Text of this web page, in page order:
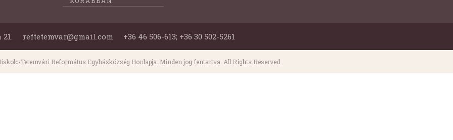
reftetemvar@gmail.com +36 46 506-613; +36 30 502-5261
Tetemvári Református Egyházközség Honlapja. Minden jog fentartva. All Rights Reserved.